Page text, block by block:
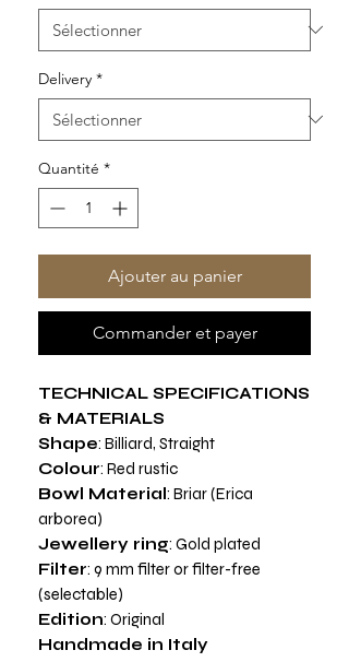
Delivery *
Quantité *
Ajouter au panier
Commander et payer
TECHNICAL SPECIFICATIONS
& MATERIALS
Shape: Billiard, Straight
Colour: Red rustic
Bowl Material: Briar (Erica
arborea)
Jewellery ring: Gold plated
Filter: 9 mm filter or filter-free
(selectable)
Edition: Original
Handmade in Italy